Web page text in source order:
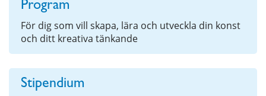
Program
För dig som vill skapa, lära och utveckla din konst
och ditt kreativa tänkande
Stipendium